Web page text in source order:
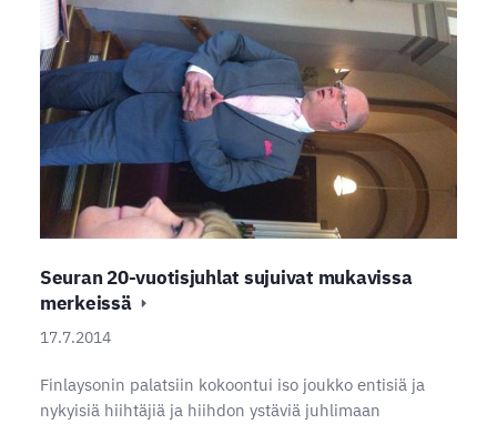
Seuran 20-vuotisjuhlat sujuivat mukavissa
merkeissä
17.7.2014
Finlaysonin palatsiin kokoontui iso joukko entisiä ja
nykyisiä hiihtäjiä ja hiihdon ystäviä juhlimaan